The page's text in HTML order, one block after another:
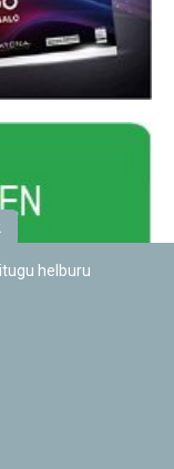
helburu